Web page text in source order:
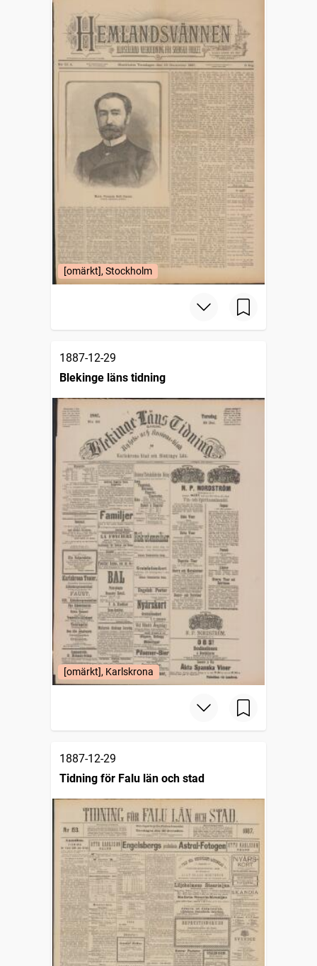
[omärkt], Stockholm
1887-12-29
Blekinge läns tidning
[omärkt], Karlskrona
1887-12-29
Tidning för Falu län och stad